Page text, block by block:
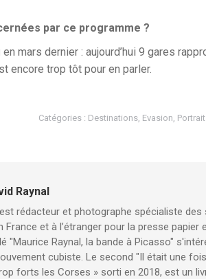
par ce programme ?
mars dernier : aujourd’hui 9 gares
encore trop tôt pour en parler.
Catégories : Destinations, Evasion,
Raynal
est rédacteur et photographe spécialiste
France et à l’étranger pour la presse
"Maurice Raynal, la bande à Picasso"
cubiste. Le second "Il était une
forts les Corses » sorti en 2018, est un